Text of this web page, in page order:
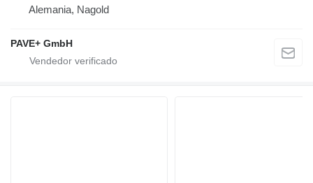
Alemania, Nagold
PAVE+ GmbH